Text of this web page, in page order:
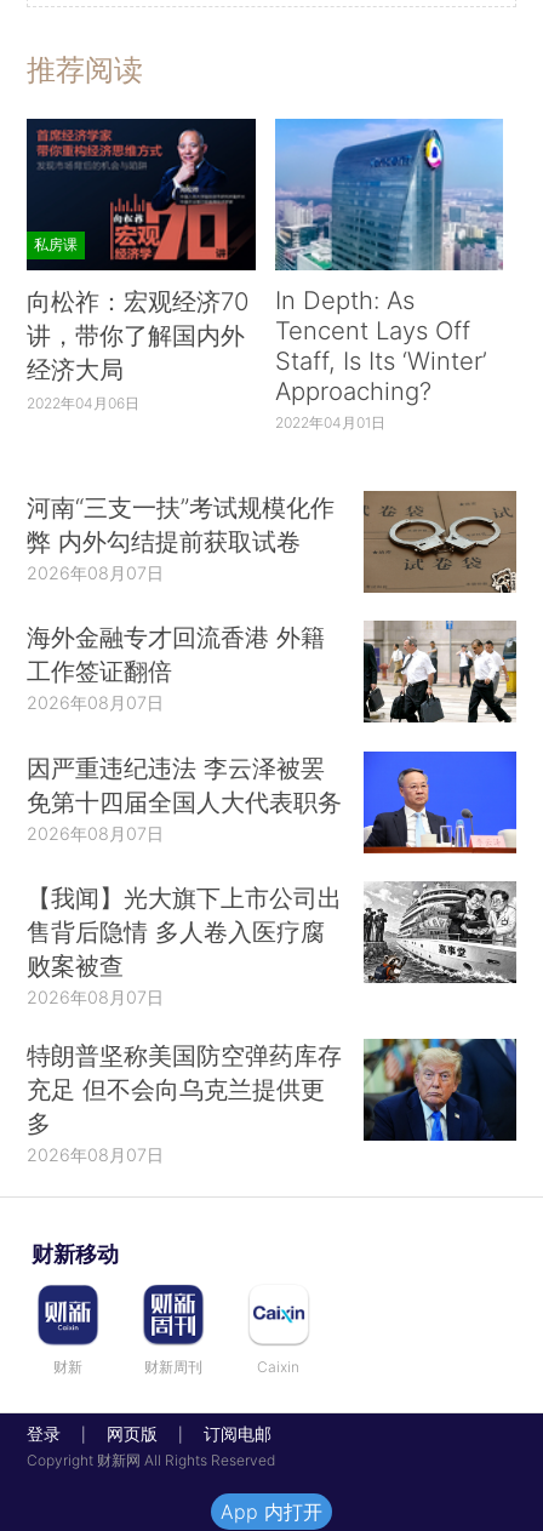
推荐阅读
私房课
向松祚：宏观经济70
讲，带你了解国内外
经济大局
2022年04月06日
In Depth: As
Tencent Lays Off
Staff, Is Its ‘Winter’
Approaching?
2022年04月01日
河南“三支一扶”考试规模化作
弊 内外勾结提前获取试卷
2026年08月07日
海外金融专才回流香港 外籍
工作签证翻倍
2026年08月07日
因严重违纪违法 李云泽被罢
免第十四届全国人大代表职务
2026年08月07日
【我闻】光大旗下上市公司出
售背后隐情 多人卷入医疗腐
败案被查
2026年08月07日
特朗普坚称美国防空弹药库存
充足 但不会向乌克兰提供更
多
2026年08月07日
财新移动
财新 财新周刊 Caixin
登录 网页版 订阅电邮
Copyright 财新网 All Rights Reserved
App 内打开